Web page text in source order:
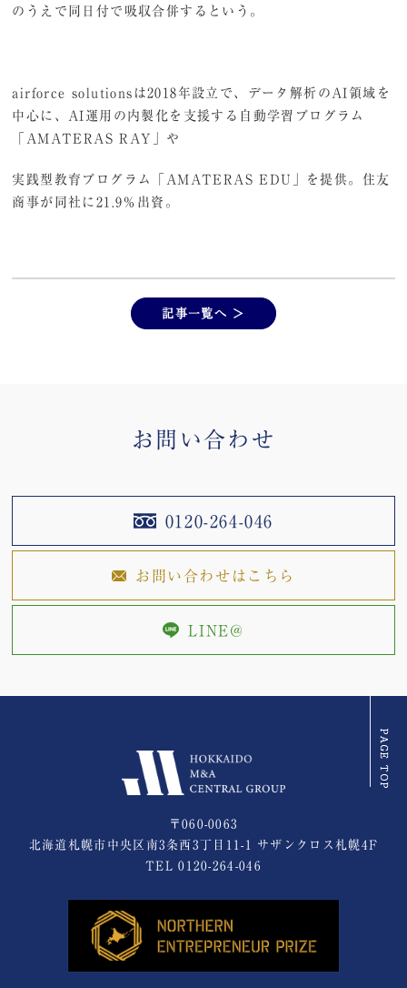
のうえで同日付で吸収合併するという。
airforce solutionsは2018年設立で、データ解析のAI領域を
中心に、AI運用の内製化を支援する自動学習プログラム
「AMATERAS RAY」や
実践型教育プログラム「AMATERAS EDU」を提供。住友
商事が同社に21.9％出資。
記事一覧へ ＞
お問い合わせ
0120-264-046
お問い合わせはこちら
LINE@
〒060-0063
北海道札幌市中央区南3条西3丁目11-1 サザンクロス札幌4F
TEL0120-264-046